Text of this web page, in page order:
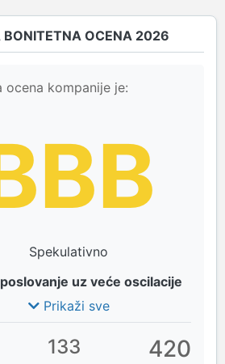
BONITETNA OCENA 2026
ocena kompanije je:
Spekulativno
uz veće oscilacije
Prikaži sve
133 420